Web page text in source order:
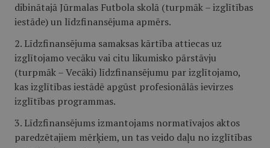
dibinātajā Jūrmalas Futbola skolā (turpmāk – izglītības
iestāde) un līdzfinansējuma apmērs.
2. Līdzfinansējuma samaksas kārtība attiecas uz
izglītojamo vecāku vai citu likumisko pārstāvju
(turpmāk – Vecāki) līdzfinansējumu par izglītojamo,
kas izglītības iestādē apgūst profesionālās ievirzes
izglītības programmas.
3. Līdzfinansējums izmantojams normatīvajos aktos
paredzētajiem mērķiem, un tas veido daļu no izglītības